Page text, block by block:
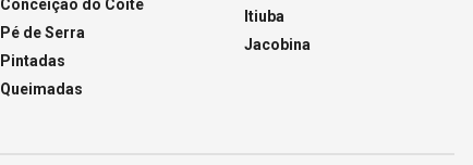
Conceição do Coité
Pé de Serra
Pintadas
Queimadas
Itiuba
Jacobina